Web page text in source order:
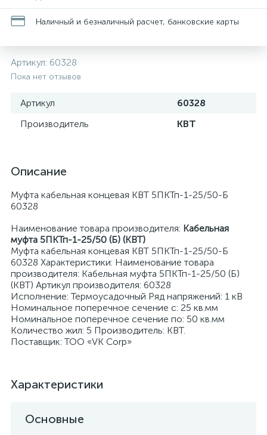
Наличный и безналичный расчет, банковские карты
Артикул: 60328
Пока нет отзывов
Артикул
60328
Производитель
КВТ
Описание
Муфта кабельная концевая КВТ 5ПКТп-1-25/50-Б
60328
Наименование товара производителя: Кабельная
муфта 5ПКТп-1-25/50 (Б) (КВТ)
Муфта кабельная концевая КВТ 5ПКТп-1-25/50-Б
60328 Характеристики: Наименование товара
производителя: Кабельная муфта 5ПКТп-1-25/50 (Б)
(КВТ) Артикул производителя: 60328
Исполнение: Термоусадочный Ряд напряжений: 1 кВ
Номинальное поперечное сечение с: 25 кв.мм
Номинальное поперечное сечение по: 50 кв.мм
Количество жил: 5 Производитель: КВТ.
Поставщик: ТОО «VK Corp»
Характеристики
Основные